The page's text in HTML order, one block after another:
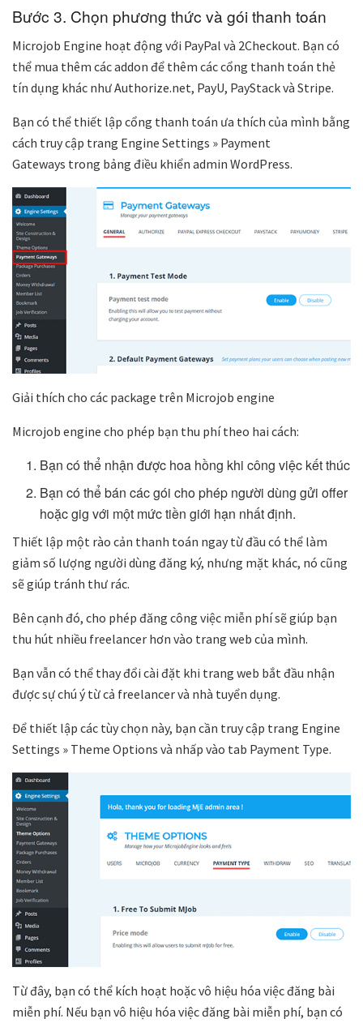
Bước 3. Chọn phương thức và gói thanh toán
Microjob Engine hoạt động với PayPal và 2Checkout. Bạn có
thể mua thêm các addon để thêm các cổng thanh toán thẻ
tín dụng khác như Authorize.net, PayU, PayStack và Stripe.
Bạn có thể thiết lập cổng thanh toán ưa thích của mình bằng
cách truy cập trang Engine Settings » Payment
Gateways trong bảng điều khiển admin WordPress.
Giải thích cho các package trên Microjob engine
Microjob engine cho phép bạn thu phí theo hai cách:
Bạn có thể nhận được hoa hồng khi công việc kết thúc
Bạn có thể bán các gói cho phép người dùng gửi offer
hoặc gig với một mức tiền giới hạn nhất định.
Thiết lập một rào cản thanh toán ngay từ đầu có thể làm
giảm số lượng người dùng đăng ký, nhưng mặt khác, nó cũng
sẽ giúp tránh thư rác.
Bên cạnh đó, cho phép đăng công việc miễn phí sẽ giúp bạn
thu hút nhiều freelancer hơn vào trang web của mình.
Bạn vẫn có thể thay đổi cài đặt khi trang web bắt đầu nhận
được sự chú ý từ cả freelancer và nhà tuyển dụng.
Để thiết lập các tùy chọn này, bạn cần truy cập trang Engine
Settings » Theme Options và nhấp vào tab Payment Type.
Từ đây, bạn có thể kích hoạt hoặc vô hiệu hóa việc đăng bài
miễn phí. Nếu bạn vô hiệu hóa việc đăng bài miễn phí, bạn có